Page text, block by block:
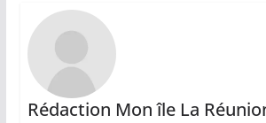
Rédaction Mon île La